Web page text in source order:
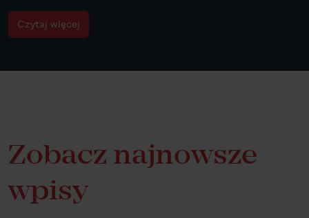
Czytaj więcej
Zobacz najnowsze
wpisy